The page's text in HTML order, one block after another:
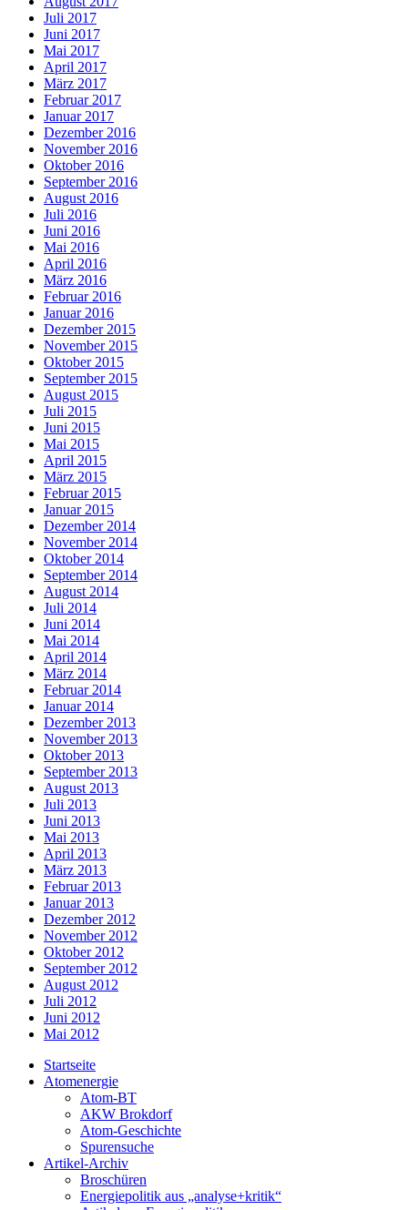
Juli 2017
Juni 2017
Mai 2017
April 2017
März 2017
Februar 2017
Januar 2017
Dezember 2016
November 2016
Oktober 2016
September 2016
August 2016
Juli 2016
Juni 2016
Mai 2016
April 2016
März 2016
Februar 2016
Januar 2016
Dezember 2015
November 2015
Oktober 2015
September 2015
August 2015
Juli 2015
Juni 2015
Mai 2015
April 2015
März 2015
Februar 2015
Januar 2015
Dezember 2014
November 2014
Oktober 2014
September 2014
August 2014
Juli 2014
Juni 2014
Mai 2014
April 2014
März 2014
Februar 2014
Januar 2014
Dezember 2013
November 2013
Oktober 2013
September 2013
August 2013
Juli 2013
Juni 2013
Mai 2013
April 2013
März 2013
Februar 2013
Januar 2013
Dezember 2012
November 2012
Oktober 2012
September 2012
August 2012
Juli 2012
Juni 2012
Mai 2012
Startseite
Atomenergie
Atom-BT
AKW Brokdorf
Atom-Geschichte
Spurensuche
Artikel-Archiv
Broschüren
Energiepolitik aus „analyse+kritik“